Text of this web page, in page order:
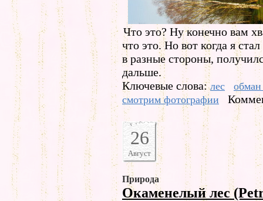
Что это? Ну конечно вам
что это. Но вот когда я
в разные стороны,
дальше.
Ключевые слова:лес
обман
смотрим фотографии
26
Август
Природа
Окаменелый лес